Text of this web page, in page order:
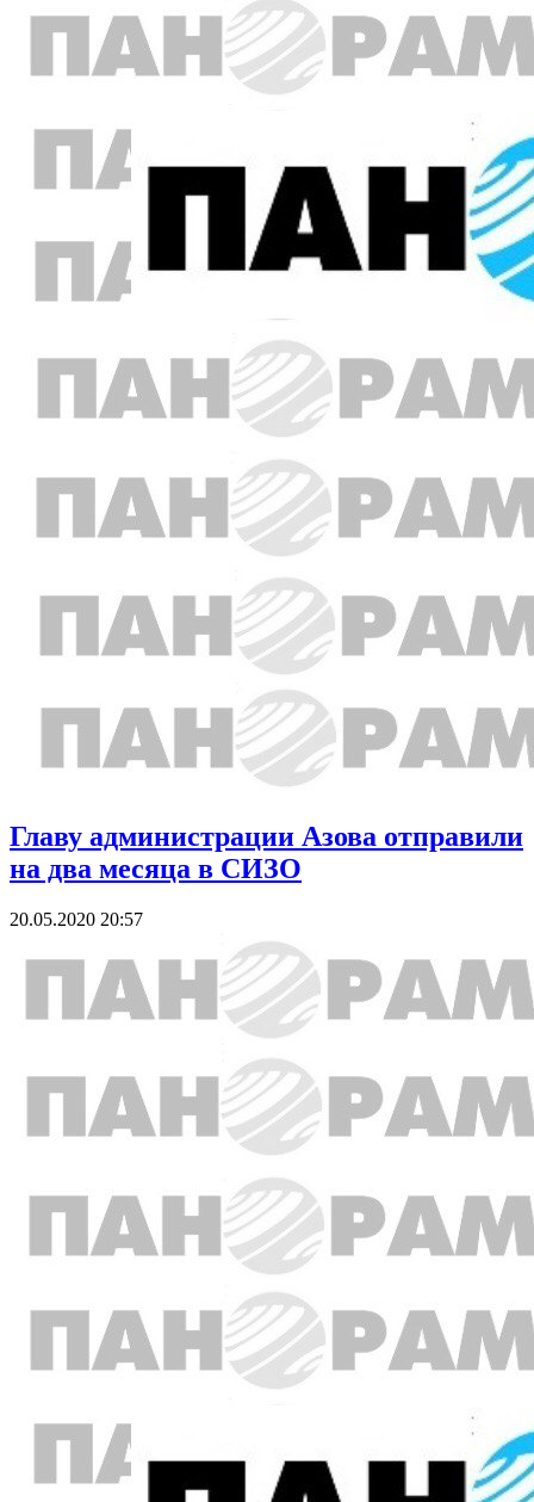
Главу администрации Азова отправили
на два месяца в СИЗО
20.05.2020 20:57